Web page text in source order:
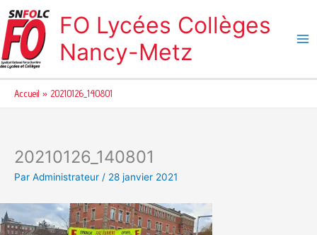
au
contenu
FO Lycées Collèges
Nancy-Metz
Accueil 20210126_140801
20210126_140801
Par Administrateur / 28 janvier 2021